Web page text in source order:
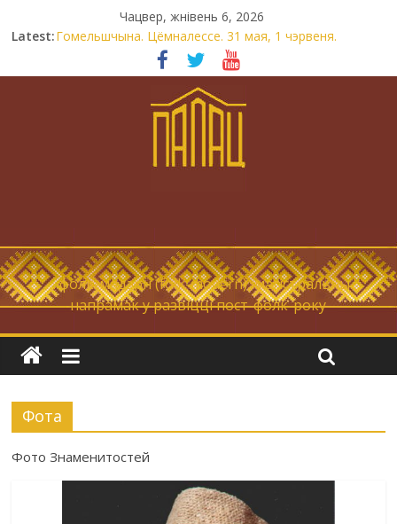
Чацвер, жнівень 6, 2026
Latest:Гомельшчына. Цёмналессе. 31 мая, 1 чэрвеня.
Нічога не дарэмна. Невыносна балюча нараджаецца
беларуская палітычная нацыя.
Запрашаем у інтравертнасць
… фолк-мадэрн (folk-modern), магістральны
напрамак у развіцці пост-фолк-року
Фота
Фото Знаменитостей